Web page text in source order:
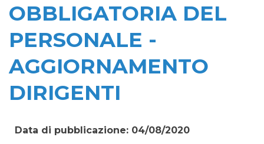
OBBLIGATORIA DEL
PERSONALE -
AGGIORNAMENTO
DIRIGENTI
Data di pubblicazione: 04/08/2020